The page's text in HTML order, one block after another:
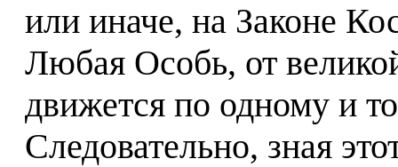
или иначе, на Законе
Любая Особь, от
движется по одному и
Следовательно, зная